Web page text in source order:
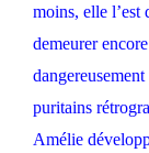
moins, elle l’est
demeurer
puritains
Amélie